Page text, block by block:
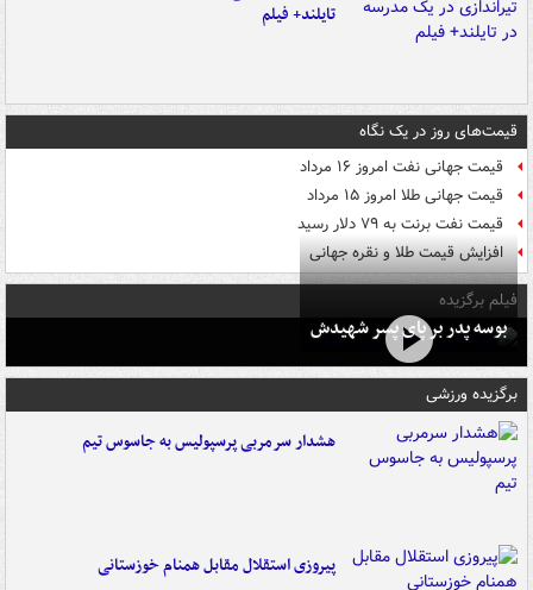
تایلند+ فیلم
قیمت‌های روز در یک نگاه
قیمت جهانی نفت امروز ۱۶ مرداد
قیمت جهانی طلا امروز ۱۵ مرداد
قیمت نفت برنت به ۷۹ دلار رسید
افزایش قیمت طلا و نقره جهانی
فیلم برگزیده
بوسه‌ پدر بر پای پسر شهیدش
برگزیده ورزشی
هشدار سرمربی پرسپولیس به جاسوس تیم
پیروزی استقلال مقابل همنام خوزستانی